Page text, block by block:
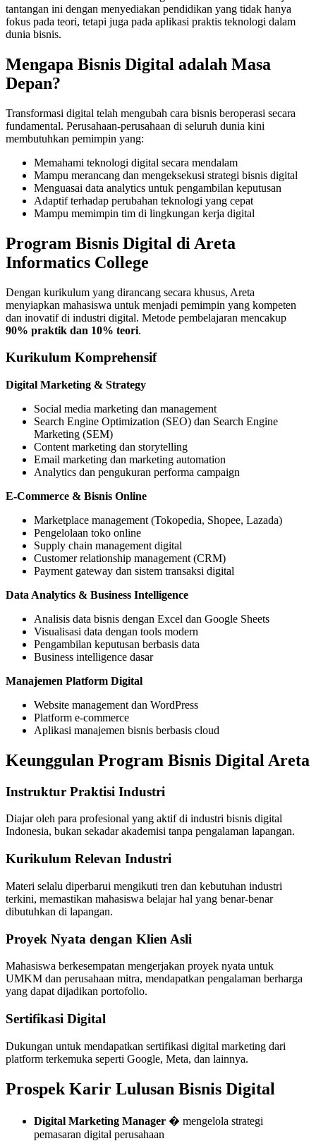
tantangan ini dengan menyediakan pendidikan yang tidak hanya
fokus pada teori, tetapi juga pada aplikasi praktis teknologi dalam
dunia bisnis.
Mengapa Bisnis Digital adalah Masa
Depan?
Transformasi digital telah mengubah cara bisnis beroperasi secara
fundamental. Perusahaan-perusahaan di seluruh dunia kini
membutuhkan pemimpin yang:
Memahami teknologi digital secara mendalam
Mampu merancang dan mengeksekusi strategi bisnis digital
Menguasai data analytics untuk pengambilan keputusan
Adaptif terhadap perubahan teknologi yang cepat
Mampu memimpin tim di lingkungan kerja digital
Program Bisnis Digital di Areta
Informatics College
Dengan kurikulum yang dirancang secara khusus, Areta
menyiapkan mahasiswa untuk menjadi pemimpin yang kompeten
dan inovatif di industri digital. Metode pembelajaran mencakup
90% praktik dan 10% teori.
Kurikulum Komprehensif
Digital Marketing & Strategy
Social media marketing dan management
Search Engine Optimization (SEO) dan Search Engine
Marketing (SEM)
Content marketing dan storytelling
Email marketing dan marketing automation
Analytics dan pengukuran performa campaign
E-Commerce & Bisnis Online
Marketplace management (Tokopedia, Shopee, Lazada)
Pengelolaan toko online
Supply chain management digital
Customer relationship management (CRM)
Payment gateway dan sistem transaksi digital
Data Analytics & Business Intelligence
Analisis data bisnis dengan Excel dan Google Sheets
Visualisasi data dengan tools modern
Pengambilan keputusan berbasis data
Business intelligence dasar
Manajemen Platform Digital
Website management dan WordPress
Platform e-commerce
Aplikasi manajemen bisnis berbasis cloud
Keunggulan Program Bisnis Digital Areta
Instruktur Praktisi Industri
Diajar oleh para profesional yang aktif di industri bisnis digital
Indonesia, bukan sekadar akademisi tanpa pengalaman lapangan.
Kurikulum Relevan Industri
Materi selalu diperbarui mengikuti tren dan kebutuhan industri
terkini, memastikan mahasiswa belajar hal yang benar-benar
dibutuhkan di lapangan.
Proyek Nyata dengan Klien Asli
Mahasiswa berkesempatan mengerjakan proyek nyata untuk
UMKM dan perusahaan mitra, mendapatkan pengalaman berharga
yang dapat dijadikan portofolio.
Sertifikasi Digital
Dukungan untuk mendapatkan sertifikasi digital marketing dari
platform terkemuka seperti Google, Meta, dan lainnya.
Prospek Karir Lulusan Bisnis Digital
Digital Marketing Manager � mengelola strategi
pemasaran digital perusahaan